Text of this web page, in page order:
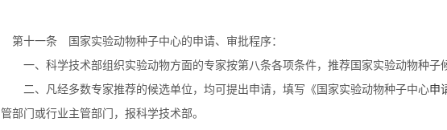
第十一条 国家实验动物种子中心的申请、审批程序：
一、科学技术部组织实验动物方面的专家按第八条各项条件，推荐国家实验动物种子
二、凡经多数专家推荐的候选单位，均可提出申请，填写《国家实验动物种子中心申
管部门或行业主管部门，报科学技术部。